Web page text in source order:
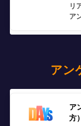
リ
ア
アン
ア
方）